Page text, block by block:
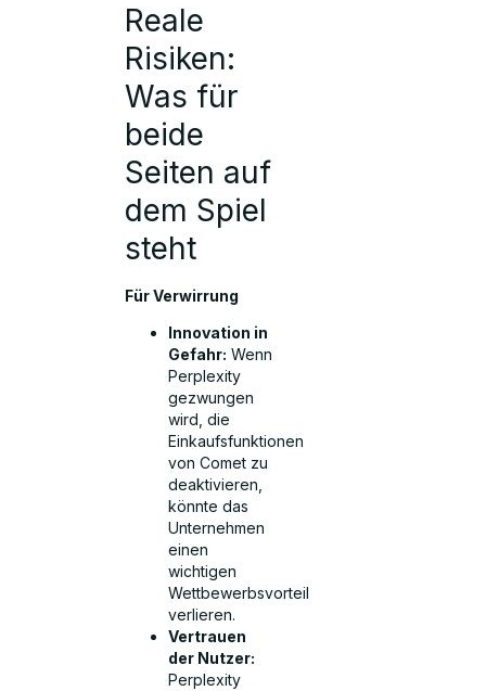
Reale
Risiken:
Was für
beide
Seiten auf
dem Spiel
steht
Für Verwirrung
Innovation in
Gefahr: Wenn
Perplexity
gezwungen
wird, die
Einkaufsfunktionen
von Comet zu
deaktivieren,
könnte das
Unternehmen
einen
wichtigen
Wettbewerbsvorteil
verlieren.
Vertrauen
der Nutzer:
Perplexity